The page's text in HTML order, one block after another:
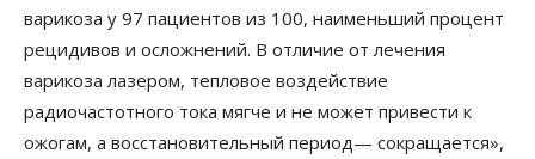
варикоза у 97 пациентов из 100, наименьший процент
рецидивов и осложнений. В отличие от лечения
варикоза лазером, тепловое воздействие
радиочастотного тока мягче и не может привести к
ожогам, а восстановительный период— сокращается»,